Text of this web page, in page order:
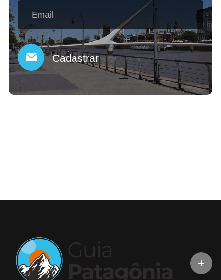
Cadastrar